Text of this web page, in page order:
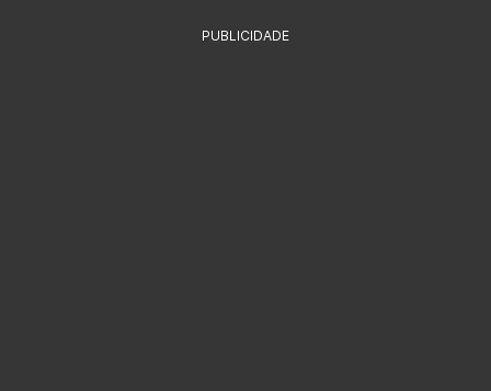
PUBLICIDADE